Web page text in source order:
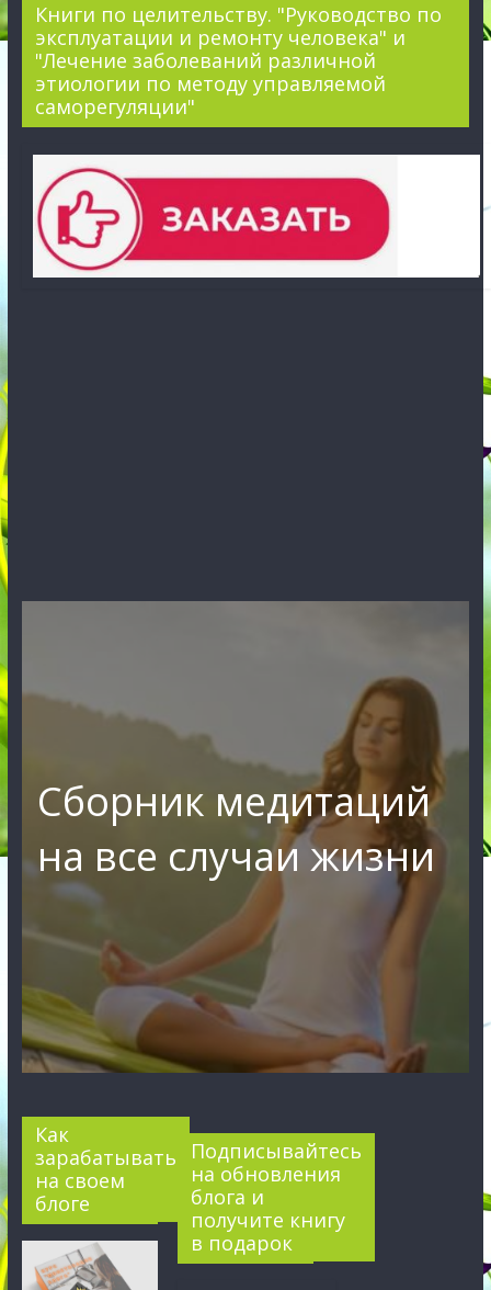
Книги по целительству. "Руководство по
эксплуатации и ремонту человека" и
"Лечение заболеваний различной
этиологии по методу управляемой
саморегуляции"
Сборник медитаций
на все случаи жизни
Как
зарабатывать
на своем
блоге
Подписывайтесь
на обновления
блога и
получите книгу
в подарок